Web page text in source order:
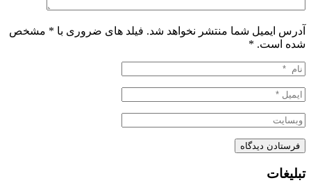
آدرس ایمیل شما منتشر نخواهد شد. فیلد های ضروری با * مشخص
شده است. *
تبلیغات